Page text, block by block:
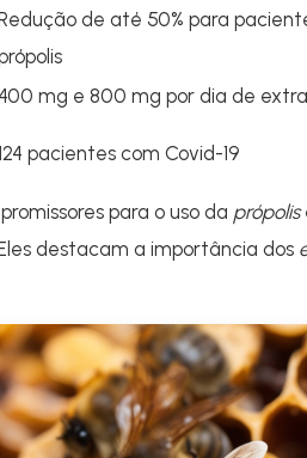
de até 50% para
400 mg e 800 mg por dia de
pacientes com Covid-19
para o uso da própolis
destacam a importância dos